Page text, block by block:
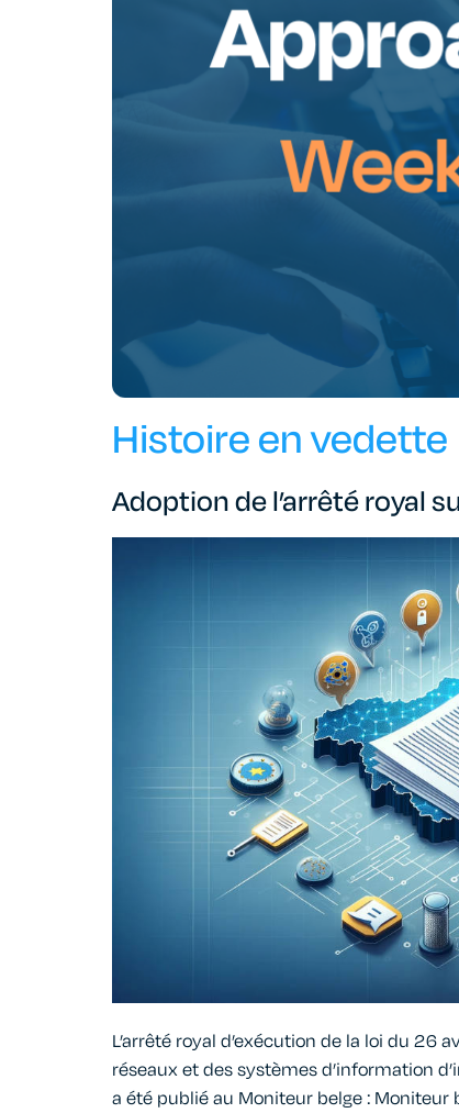
Histoire en vedette
Adoption de l’arrêté royal
L’arrêté royal d’exécution de la loi du
réseaux et des systèmes d’information
a été publié au Moniteur belge : Moniteur